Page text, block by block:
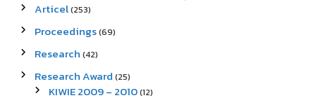
Articel(253)
Proceedings(69)
Research (42)
Research Award (25)
KIWIE 2009 – 2010(12)